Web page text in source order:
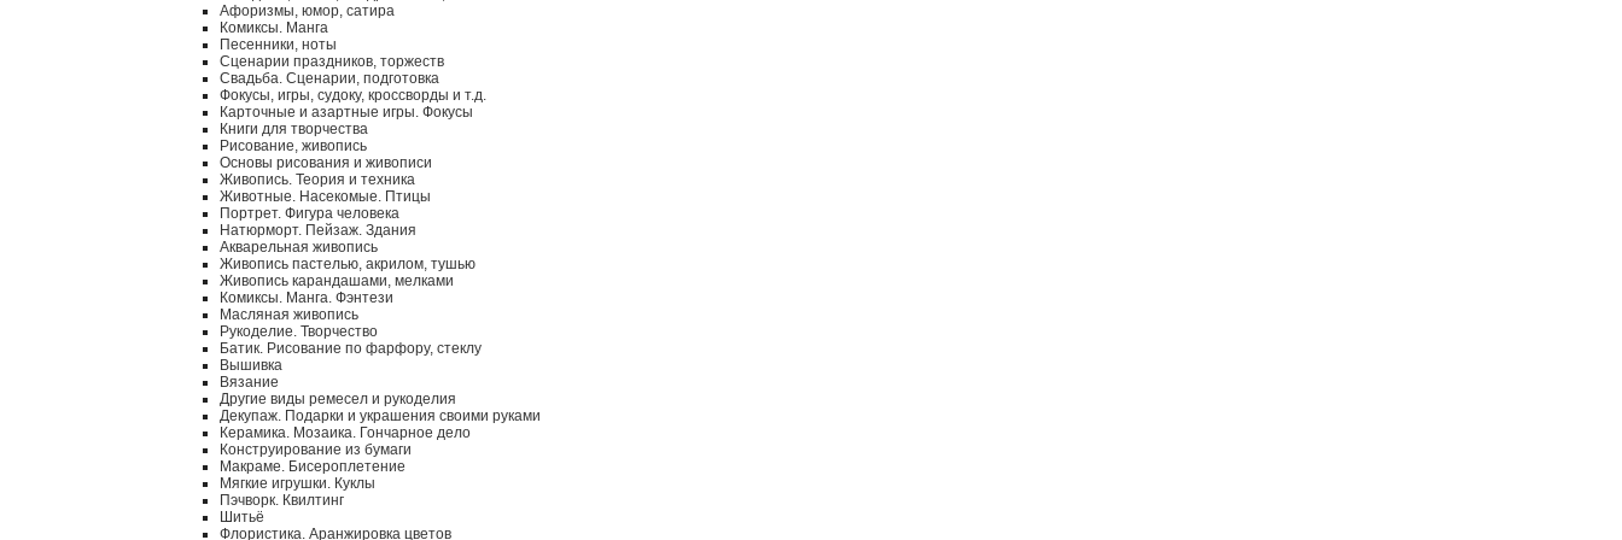
Афоризмы, юмор, сатира
Комиксы. Манга
Песенники, ноты
Сценарии праздников, торжеств
Свадьба. Сценарии, подготовка
Фокусы, игры, судоку, кроссворды и т.д.
Карточные и азартные игры. Фокусы
Книги для творчества
Рисование, живопись
Основы рисования и живописи
Живопись. Теория и техника
Животные. Насекомые. Птицы
Портрет. Фигура человека
Натюрморт. Пейзаж. Здания
Акварельная живопись
Живопись пастелью, акрилом, тушью
Живопись карандашами, мелками
Комиксы. Манга. Фэнтези
Масляная живопись
Рукоделие. Творчество
Батик. Рисование по фарфору, стеклу
Вышивка
Вязание
Другие виды ремесел и рукоделия
Декупаж. Подарки и украшения своими руками
Керамика. Мозаика. Гончарное дело
Конструирование из бумаги
Макраме. Бисероплетение
Мягкие игрушки. Куклы
Пэчворк. Квилтинг
Шитьё
Флористика. Аранжировка цветов